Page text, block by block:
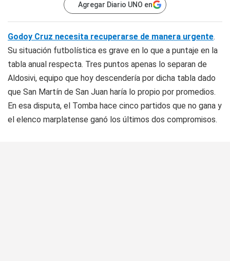
Agregar Diario UNO en
Godoy Cruz necesita recuperarse de manera urgente.
Su situación futbolística es grave en lo que a puntaje en la
tabla anual respecta. Tres puntos apenas lo separan de
Aldosivi, equipo que hoy descendería por dicha tabla dado
que San Martín de San Juan haría lo propio por promedios.
En esa disputa, el Tomba hace cinco partidos que no gana y
el elenco marplatense ganó los últimos dos compromisos.